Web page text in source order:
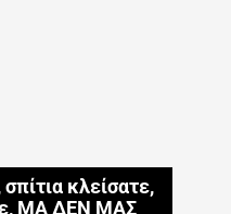
κλείσατε,
ΜΑ ΔΕΝ ΜΑΣ